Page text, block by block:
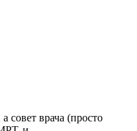
совет врача (просто